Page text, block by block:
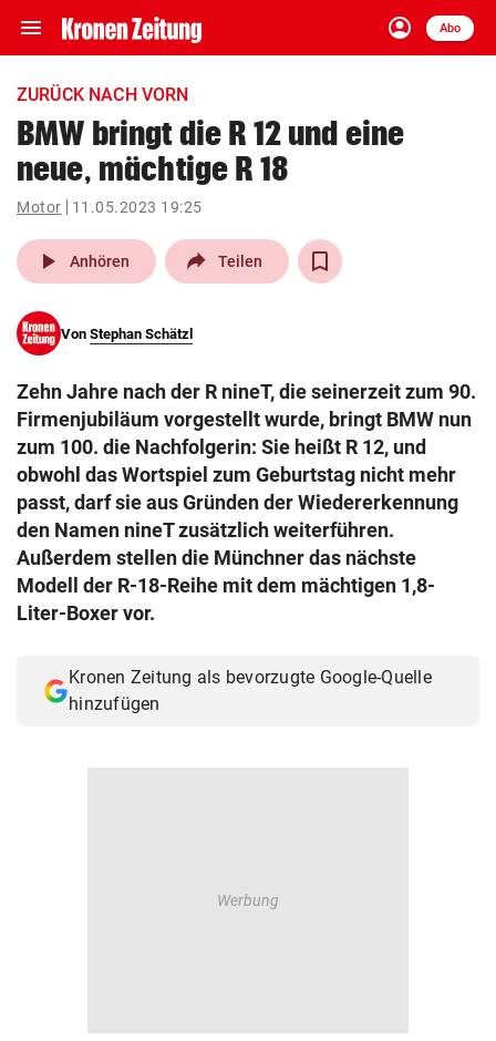
menu Navigation
ein-/ausklappen
account_circle
Anmelden
Abo
close Schließen
account_circle Anmelden
pin_drop
Wien arrow_right
search
eingeben
© Krone Multimedia GmbH & Co KG 2026
Muthgasse 2, 1190 Wien
ZURÜCK NACH VORN
BMW bringt die R 12 und eine
neue, mächtige R 18
Motor 11.05.2023 19:25
play_arrow Anhören Teilen
Von Stephan Schätzl
Zehn Jahre nach der R nineT, die seinerzeit zum 90.
Firmenjubiläum vorgestellt wurde, bringt BMW nun
zum 100. die Nachfolgerin: Sie heißt R 12, und
obwohl das Wortspiel zum Geburtstag nicht mehr
passt, darf sie aus Gründen der Wiedererkennung
den Namen nineT zusätzlich weiterführen.
Außerdem stellen die Münchner das nächste
Modell der R-18-Reihe mit dem mächtigen 1,8-
Liter-Boxer vor.
Kronen Zeitung als bevorzugte Google-Quelle
hinzufügen